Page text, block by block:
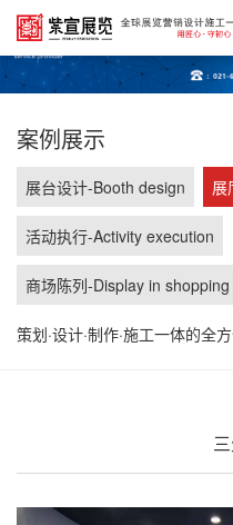
案例展示
展台设计-Booth design 展
活动执行-Activity execution
商场陈列-Display in
策划·设计·制作·施工一体的全